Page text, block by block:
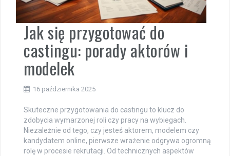
Jak się przygotować do
castingu: porady aktorów i
modelek
16 października 2025
Skuteczne przygotowania do castingu to klucz do
zdobycia wymarzonej roli czy pracy na wybiegach.
Niezależnie od tego, czy jesteś aktorem, modelem czy
kandydatem online, pierwsze wrażenie odgrywa ogromną
rolę w procesie rekrutacji. Od technicznych aspektów